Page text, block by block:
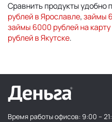
Сравнить продукты удобно
рублей в Ярославле,займы
займы 6000 рублей на
рублей в Якутске.
Время работы офисов: 9:00 –